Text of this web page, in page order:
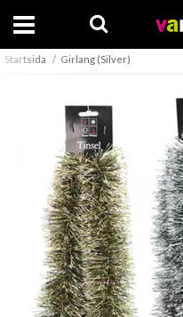
Startsida Girlang (Silver)